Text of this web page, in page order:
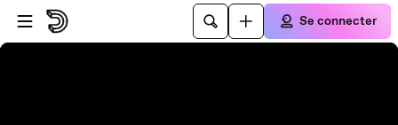
Passer au player
Passer au contenu principal
Se connecter